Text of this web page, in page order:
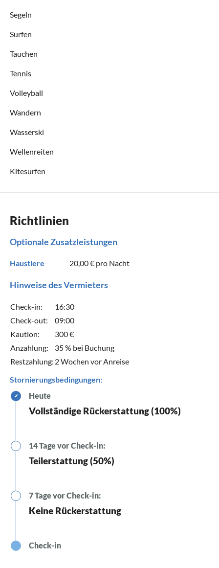
Segeln
Surfen
Tauchen
Tennis
Volleyball
Wandern
Wasserski
Wellenreiten
Kitesurfen
Richtlinien
Optionale Zusatzleistungen
Haustiere 20,00 € pro Nacht
Hinweise des Vermieters
Check-in:
16:30
Check-out:
09:00
Kaution:
300 €
Anzahlung:
35 % bei Buchung
Restzahlung: 2 Wochen vor Anreise
Stornierungsbedingungen:
✔ Heute
Vollständige Rückerstattung (100%)
14 Tage vor Check-in:
Teilerstattung (50%)
7 Tage vor Check-in:
Keine Rückerstattung
Check-in